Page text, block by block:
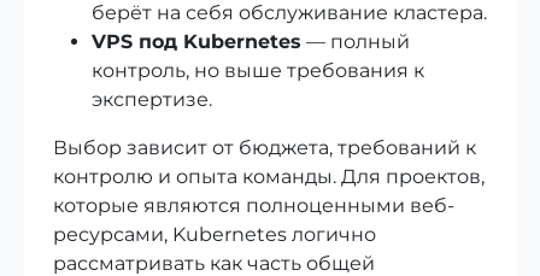
берёт на себя обслуживание кластера.
VPS под Kubernetes — полный
контроль, но выше требования к
экспертизе.
Выбор зависит от бюджета, требований к
контролю и опыта команды. Для проектов,
которые являются полноценными веб-
ресурсами, Kubernetes логично
рассматривать как часть общей